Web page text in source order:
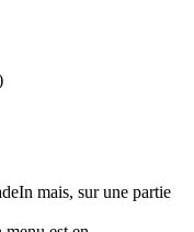
mais, sur une partie